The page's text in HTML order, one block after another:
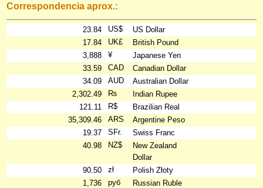
Correspondencia aprox.:
23.84 US$
US Dollar
17.84
UK£
British Pound
3,888
¥
Japanese Yen
33.59
CAD
Canadian Dollar
34.09
AUD
Australian Dollar
2,302.49
₨
Indian Rupee
121.11
R$
Brazilian Real
35,309.46
ARS
Argentine Peso
19.37
SFr.
Swiss Franc
40.98
NZ$
New Zealand
Dollar
90.50
zł
Polish Złoty
1,736
руб
Russian Ruble